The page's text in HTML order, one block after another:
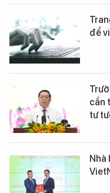
để
cần
tư
Nhà